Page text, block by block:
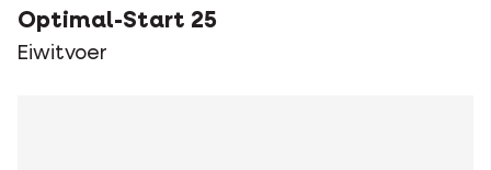
Optimal-Start 25
Eiwitvoer